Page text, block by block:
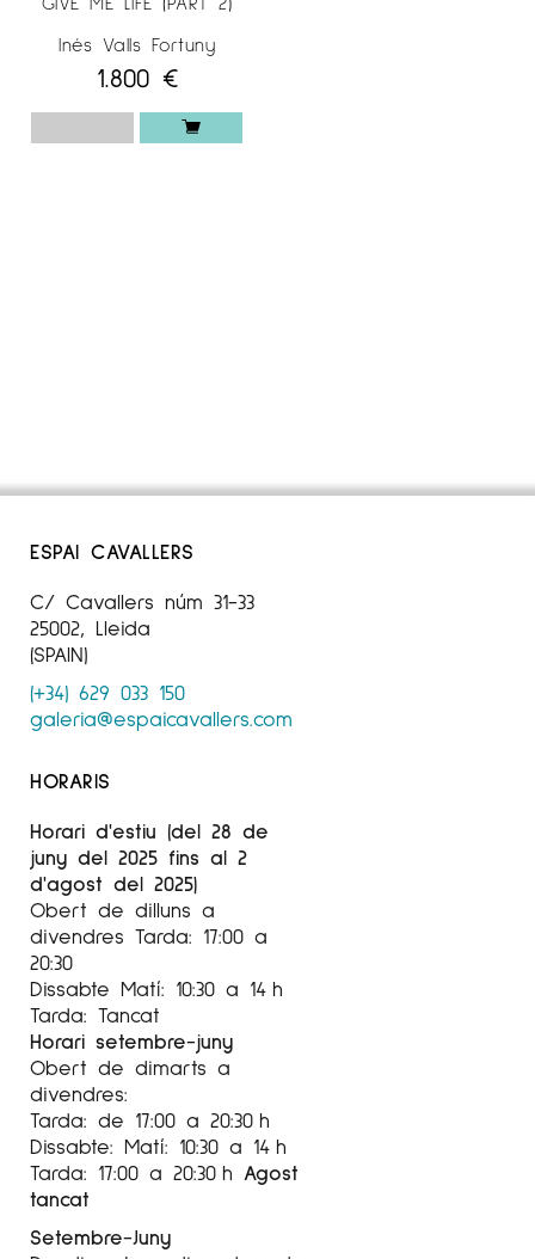
Inés Valls Fortuny
1.800 €
ESPAI CAVALLERS
C/ Cavallers núm 31-33
25002, Lleida
(SPAIN)
(+34) 629 033 150
galeria@espaicavallers.com
HORARIS
Horari d'estiu (del 28 de
juny del 2025 fins al 2
d'agost del 2025)
Obert de dilluns a
divendres Tarda: 17:00 a
20:30
Dissabte Matí: 10:30 a 14 h
Tarda: Tancat
Horari setembre-juny
Obert de dimarts a
divendres:
Tarda: de 17:00 a 20:30 h
Dissabte: Matí: 10:30 a 14 h
Tarda: 17:00 a 20:30 h Agost
tancat
Setembre-Juny